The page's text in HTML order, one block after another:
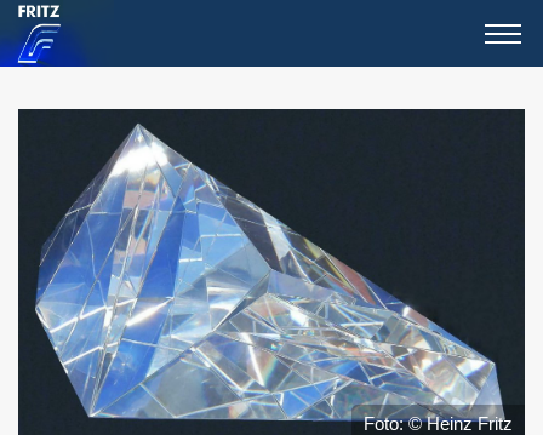
Foto: © Heinz Fritz